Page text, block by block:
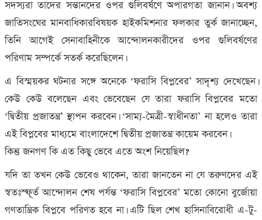
সদস্যরা তাদের সন্তানদের ওপর গুলিবর্ষণে অপারগতা জানান। অবশ্য
জাতিসংঘের মানবাধিকারবিষয়ক হাইকমিশনার ফলকার তুর্ক জানাচ্ছেন,
তিনি আগেই সেনাবাহিনীকে আন্দোলনকারীদের ওপর গুলিবর্ষণের
পরিণাম সম্পর্কে সতর্ক করেছিলেন।
এ বিস্ময়কর ঘটনার সঙ্গে অনেকে ‘ফরাসি বিপ্লবের’ সাদৃশ্য দেখেছেন।
কেউ কেউ বলেছেন এবং ভেবেছেন যে তারা ফরাসি বিপ্লবের মতো
‘দ্বিতীয় প্রজাতন্ত্র’ স্থাপন করবেন। ‘সাম্য-মৈত্রী-স্বাধীনতা’ না হলেও তারা
এই বিপ্লবের মাধ্যমে বাংলাদেশে দ্বিতীয় প্রজাতন্ত্র কায়েম করবেন।
কিন্তু জনগণ কি এত কিছু ভেবে এতে অংশ নিয়েছিল?
যদি তা তখন কেউ ভেবেও থাকেন, তারা জানতেন না যে তরুণদের এই
স্বতঃস্ফূর্ত আন্দোলন শেষ পর্যন্ত ‘ফরাসি বিপ্লবের’ মতো কোনো বুর্জোয়া
গণতান্ত্রিক বিপ্লবে পরিণত হবে না। এটি ছিল শেখ হাসিনাবিরোধী এ-টু-